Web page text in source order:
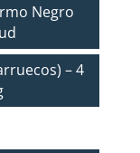
Negro
– 4